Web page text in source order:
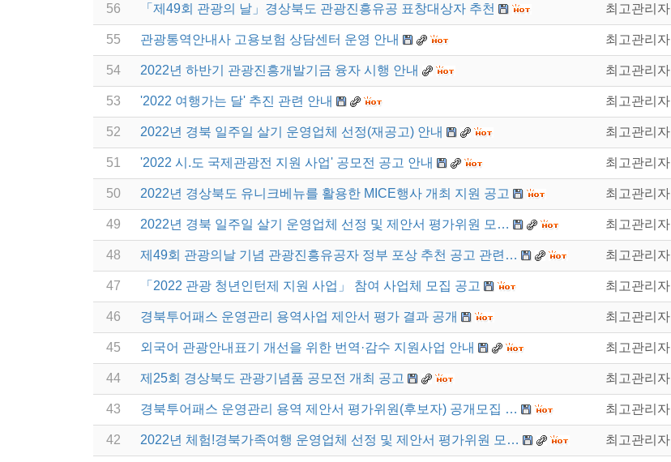
56 「제49회 관광의 날」경상북도 관광진흥유공 표창대상자 추천 최고관리자
55 관광통역안내사 고용보험 상담센터 운영 안내 최고관리자
54 2022년 하반기 관광진흥개발기금 융자 시행 안내 최고관리자
53 '2022 여행가는 달' 추진 관련 안내 최고관리자
52 2022년 경북 일주일 살기 운영업체 선정(재공고) 안내 최고관리자
51 '2022 시.도 국제관광전 지원 사업' 공모전 공고 안내 최고관리자
50 2022년 경상북도 유니크베뉴를 활용한 MICE행사 개최 지원 공고 최고관리자
49 2022년 경북 일주일 살기 운영업체 선정 및 제안서 평가위원 모… 최고관리자
48 제49회 관광의날 기념 관광진흥유공자 정부 포상 추천 공고 관련… 최고관리자
47 「2022 관광 청년인턴제 지원 사업」 참여 사업체 모집 공고 최고관리자
46 경북투어패스 운영관리 용역사업 제안서 평가 결과 공개 최고관리자
45 외국어 관광안내표기 개선을 위한 번역·감수 지원사업 안내 최고관리자
44 제25회 경상북도 관광기념품 공모전 개최 공고 최고관리자
43 경북투어패스 운영관리 용역 제안서 평가위원(후보자) 공개모집 … 최고관리자
42 2022년 체험!경북가족여행 운영업체 선정 및 제안서 평가위원 모… 최고관리자